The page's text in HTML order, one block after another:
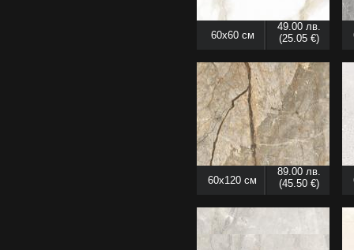
60x60 см
49.00 лв.
(25.05 €)
60x120 см
89.00 лв.
(45.50 €)